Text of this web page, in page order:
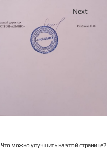
Next
Что можно улучшить на этой странице?